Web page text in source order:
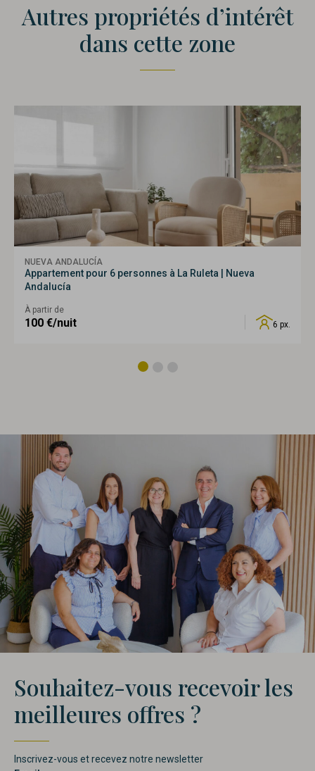
Autres propriétés d’intérêt
dans cette zone
NUEVA ANDALUCÍA
Appartement pour 6 personnes à La Ruleta | Nueva
Andalucía
À partir de
100 €/nuit 6 px.
Souhaitez-vous recevoir les
meilleures offres ?
Inscrivez-vous et recevez notre newsletter